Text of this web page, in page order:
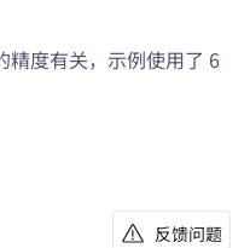
精度有关，示例使用了 6
反馈问题